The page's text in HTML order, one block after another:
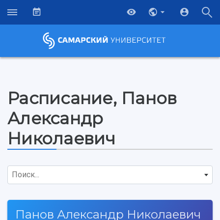
Об университете
Новости
Образование
Научно-исследовательская деятельность
Расписание, Панов
Александр
Николаевич
Поиск...
Панов Александр Николаевич